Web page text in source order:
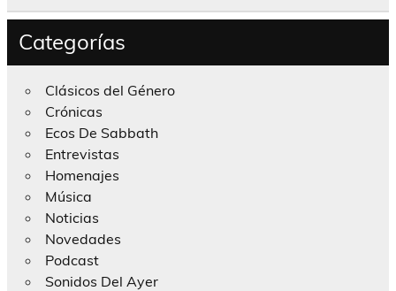
Categorías
Clásicos del Género
Crónicas
Ecos De Sabbath
Entrevistas
Homenajes
Música
Noticias
Novedades
Podcast
Sonidos Del Ayer